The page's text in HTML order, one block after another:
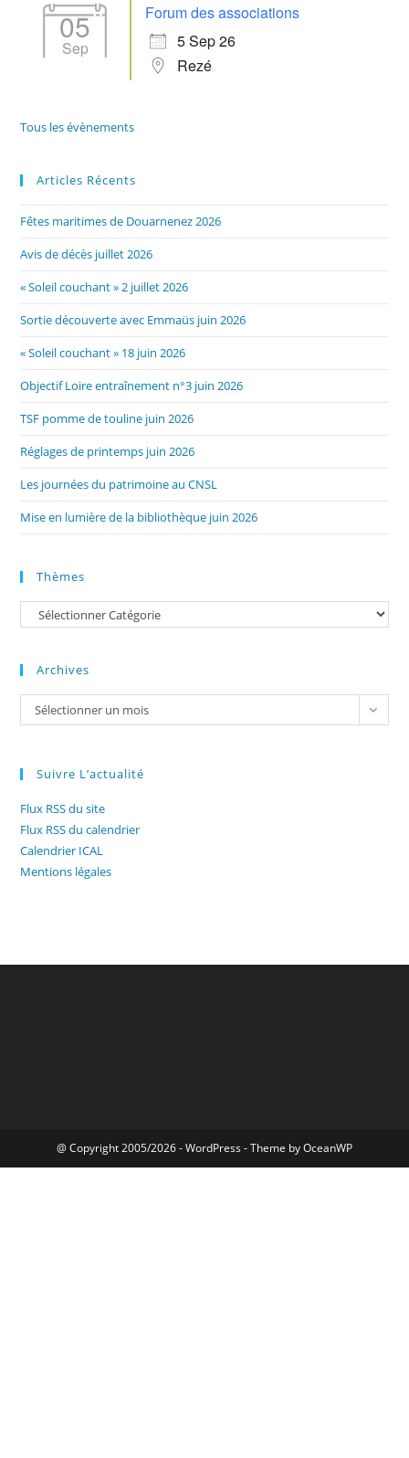
05
Sep
Forum des associations
5 Sep 26
Rezé
Tous les évènements
Articles Récents
Fêtes maritimes de Douarnenez 2026
Avis de décès juillet 2026
« Soleil couchant » 2 juillet 2026
Sortie découverte avec Emmaüs juin 2026
« Soleil couchant » 18 juin 2026
Objectif Loire entraînement n°3 juin 2026
TSF pomme de touline juin 2026
Réglages de printemps juin 2026
Les journées du patrimoine au CNSL
Mise en lumière de la bibliothèque juin 2026
Thèmes
Catégories
Archives
Archives
Sélectionner un mois
Suivre L’actualité
Flux RSS du site
Flux RSS du calendrier
Calendrier ICAL
Mentions légales
@ Copyright 2005/2026 - WordPress - Theme by OceanWP